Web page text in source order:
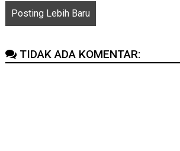
Posting Lebih Baru
TIDAK ADA KOMENTAR: